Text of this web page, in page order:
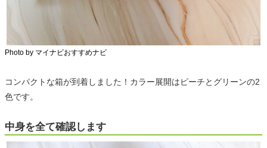
Photo by マイナビおすすめナビ
コンパクトな箱が到着しました！カラー展開はピーチとグリーンの2
色です。
中身を全て確認します